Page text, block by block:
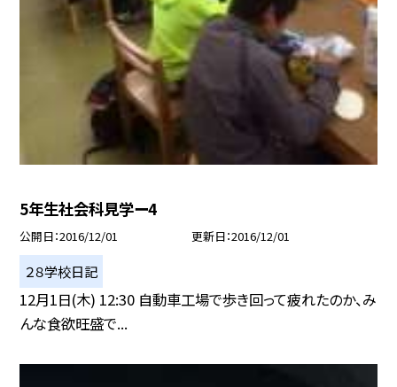
5年生社会科見学ー4
公開日 2016/12/01 更新日 2016/12/01
２８学校日記
12月1日(木) 12:30 自動車工場で歩き回って疲れたのか、み
んな食欲旺盛で...